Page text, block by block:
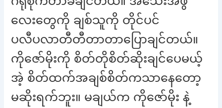
လေးတွေကို ချစ်သူကို တိုင်ပင်
ပလီပလာတီတီတာတာပြောချင်တယ်။
ကိုဇော်မိုးကို စိတ်တိုစိတ်ဆိုးချင်ပေမယ့်
အဲ့ စိတ်ထက်အချစ်စိတ်ကသာနေတော့
မဆိုးရက်ဘူး။ မချယ်က ကိုဇော်မိုး နဲ့